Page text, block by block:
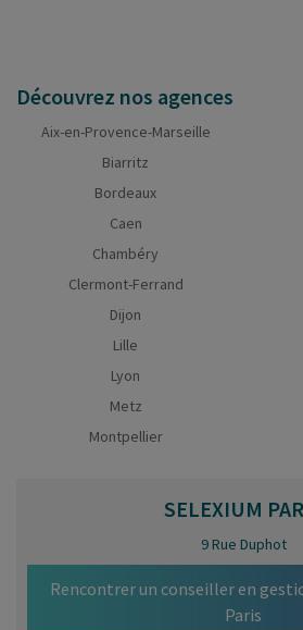
Découvrez nos agences
Aix-en-Provence-Marseille
Biarritz
Bordeaux
Caen
Chambéry
Clermont-Ferrand
Dijon
Lille
Lyon
Metz
Montpellier
SELEXIUM
9 Rue Duphot
Rencontrer un conseiller en
Paris